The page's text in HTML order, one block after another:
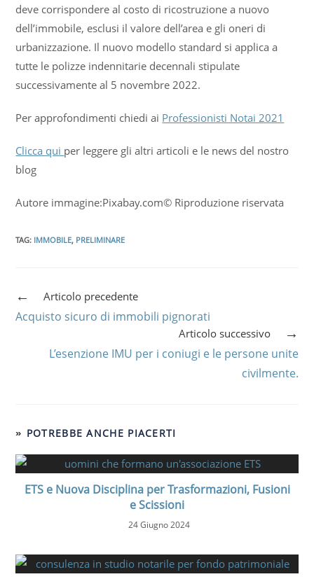
deve corrispondere al costo di ricostruzione a nuovo
dell’immobile, esclusi il valore dell’area e gli oneri di
urbanizzazione. Il nuovo modello standard si applica a
tutte le polizze indennitarie decennali stipulate
successivamente al 5 novembre 2022.
Per approfondimenti chiedi ai Professionisti Notai 2021
Clicca qui per leggere gli altri articoli e le news del nostro
blog
Autore immagine:Pixabay.com© Riproduzione riservata
TAG: IMMOBILE, PRELIMINARE
Articolo precedente
Acquisto sicuro di immobili pignorati
Articolo successivo
L’esenzione IMU per i coniugi e le persone unite
civilmente.
POTREBBE ANCHE PIACERTI
ETS e Nuova Disciplina per Trasformazioni, Fusioni
e Scissioni
24 Giugno 2024